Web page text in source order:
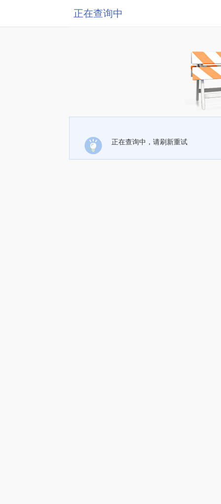
正在查询中
正在查询中，请刷新重试